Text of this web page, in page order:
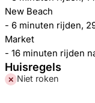
New Beach
- 6 minuten rijden,
Market
- 16 minuten rijden
Huisregels
✕ Niet roken